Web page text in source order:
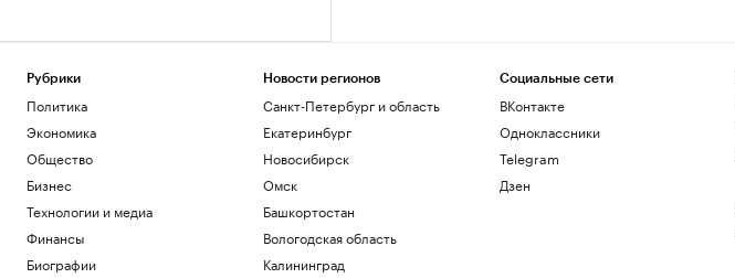
Рубрики
Политика
Экономика
Общество
Бизнес
Технологии и медиа
Финансы
Биографии
Новости регионов
Санкт-Петербург и область
Екатеринбург
Новосибирск
Омск
Башкортостан
Вологодская область
Калининград
Социальные сети
ВКонтакте
Одноклассники
Telegram
Дзен